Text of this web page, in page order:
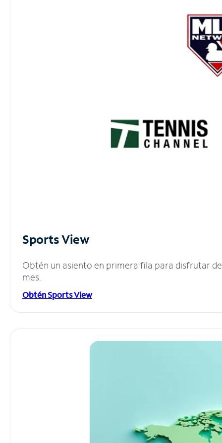
Sports View
Obtén un asiento en primera fila para disfrutar
mes.
Obtén Sports View